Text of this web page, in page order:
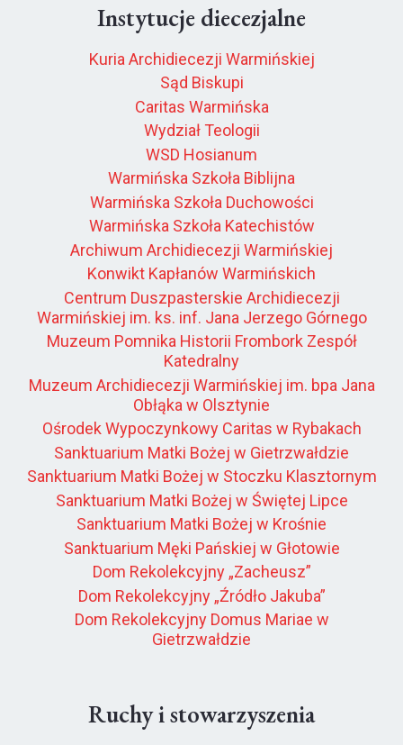
Instytucje diecezjalne
Kuria Archidiecezji Warmińskiej
Sąd Biskupi
Caritas Warmińska
Wydział Teologii
WSD Hosianum
Warmińska Szkoła Biblijna
Warmińska Szkoła Duchowości
Warmińska Szkoła Katechistów
Archiwum Archidiecezji Warmińskiej
Konwikt Kapłanów Warmińskich
Centrum Duszpasterskie Archidiecezji
Warmińskiej im. ks. inf. Jana Jerzego Górnego
Muzeum Pomnika Historii Frombork Zespół
Katedralny
Muzeum Archidiecezji Warmińskiej im. bpa Jana
Obłąka w Olsztynie
Ośrodek Wypoczynkowy Caritas w Rybakach
Sanktuarium Matki Bożej w Gietrzwałdzie
Sanktuarium Matki Bożej w Stoczku Klasztornym
Sanktuarium Matki Bożej w Świętej Lipce
Sanktuarium Matki Bożej w Krośnie
Sanktuarium Męki Pańskiej w Głotowie
Dom Rekolekcyjny „Zacheusz”
Dom Rekolekcyjny „Źródło Jakuba”
Dom Rekolekcyjny Domus Mariae w
Gietrzwałdzie
Ruchy i stowarzyszenia